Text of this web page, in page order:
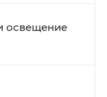
освещение